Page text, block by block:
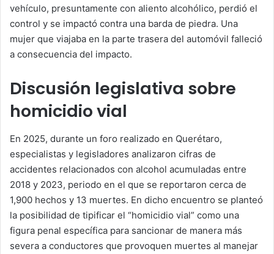
vehículo, presuntamente con aliento alcohólico, perdió el
control y se impactó contra una barda de piedra. Una
mujer que viajaba en la parte trasera del automóvil falleció
a consecuencia del impacto.
Discusión legislativa sobre
homicidio vial
En 2025, durante un foro realizado en Querétaro,
especialistas y legisladores analizaron cifras de
accidentes relacionados con alcohol acumuladas entre
2018 y 2023, periodo en el que se reportaron cerca de
1,900 hechos y 13 muertes. En dicho encuentro se planteó
la posibilidad de tipificar el “homicidio vial” como una
figura penal específica para sancionar de manera más
severa a conductores que provoquen muertes al manejar